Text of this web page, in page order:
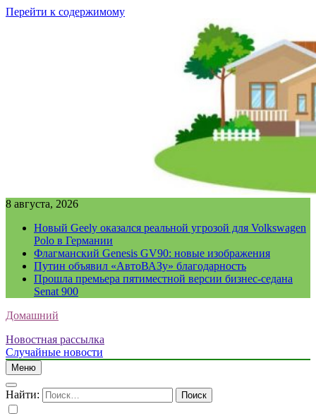
Перейти к содержимому
8 августа, 2026
Новый Geely оказался реальной угрозой для Volkswagen
Polo в Германии
Флагманский Genesis GV90: новые изображения
Путин объявил «АвтоВАЗу» благодарность
Прошла премьера пятиместной версии бизнес-седана
Senat 900
Домашний
Новостная рассылка
Случайные новости
Меню
Найти: